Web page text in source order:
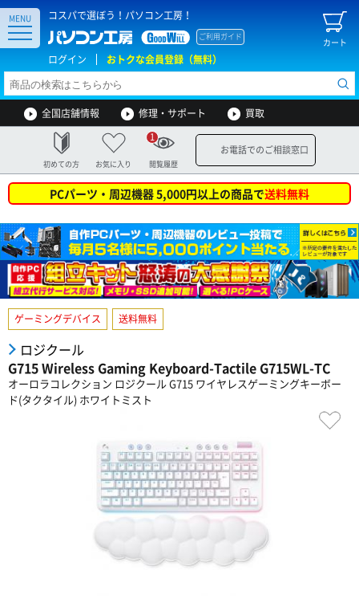
コスパで選ぼう！パソコン工房！
カート
ご利用ガイド
ログイン おトクな会員登録（無料）
MENU
全国店舗情報 修理・サポート 買取
初めての方 お気に入り 閲覧履歴
1
お電話でのご相談窓口
PCパーツ・周辺機器 5,000円以上の商品で送料無料
ゲーミングデバイス 送料無料
ロジクール
G715 Wireless Gaming Keyboard-Tactile G715WL-TC
オーロラコレクション ロジクール G715 ワイヤレスゲーミングキーボー
ド(タクタイル) ホワイトミスト